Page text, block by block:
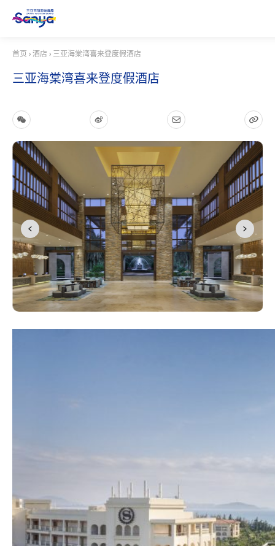
首页 › 酒店 › 三亚海棠湾喜来登度假酒店
三亚海棠湾喜来登度假酒店